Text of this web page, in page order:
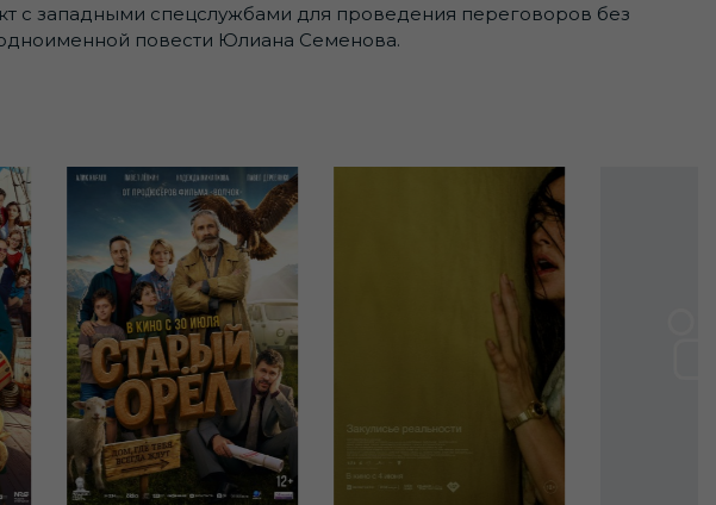
с западными спецслужбами для проведения переговоров без
повести Юлиана Семенова.